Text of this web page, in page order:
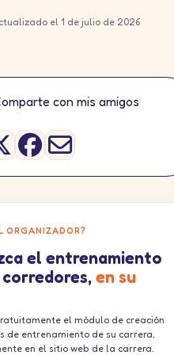
el 1 de julio de 2026
con mis amigos
ORGANIZADOR?
el entrenamiento
corredores,en su
el módulo de creación
de entrenamiento de su carrera,
en el sitio web de la carrera.